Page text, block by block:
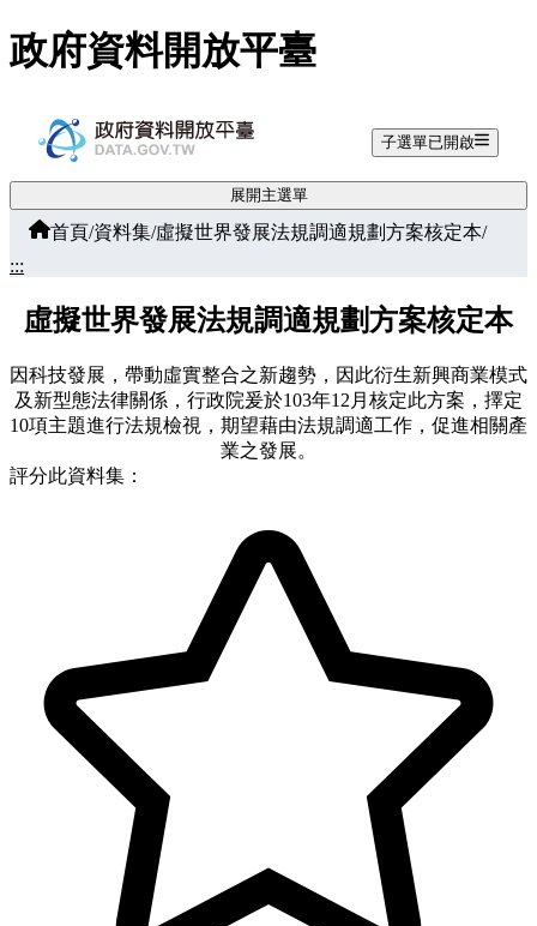
跳至主要內容
政府資料開放平臺
子選單已開啟
展開主選單
首頁/資料集/虛擬世界發展法規調適規劃方案核定本/
:::
虛擬世界發展法規調適規劃方案核定本
因科技發展，帶動虛實整合之新趨勢，因此衍生新興商業模式
及新型態法律關係，行政院爰於103年12月核定此方案，擇定
10項主題進行法規檢視，期望藉由法規調適工作，促進相關產
業之發展。
評分此資料集：